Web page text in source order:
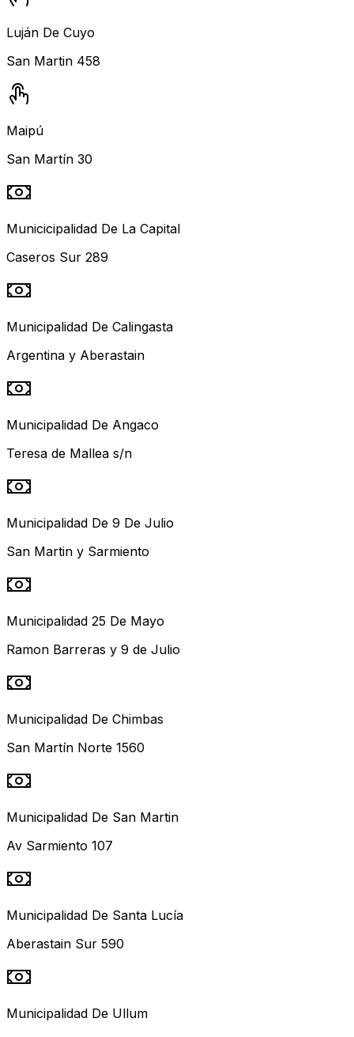
Luján De Cuyo
San Martin 458
Maipú
San Martín 30
Municicipalidad De La Capital
Caseros Sur 289
Municipalidad De Calingasta
Argentina y Aberastain
Municipalidad De Angaco
Teresa de Mallea s/n
Municipalidad De 9 De Julio
San Martin y Sarmiento
Municipalidad 25 De Mayo
Ramon Barreras y 9 de Julio
Municipalidad De Chimbas
San Martín Norte 1560
Municipalidad De San Martin
Av Sarmiento 107
Municipalidad De Santa Lucía
Aberastain Sur 590
Municipalidad De Ullum